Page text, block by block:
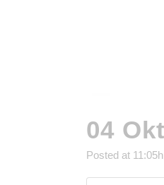
04
Posted at 11:05h